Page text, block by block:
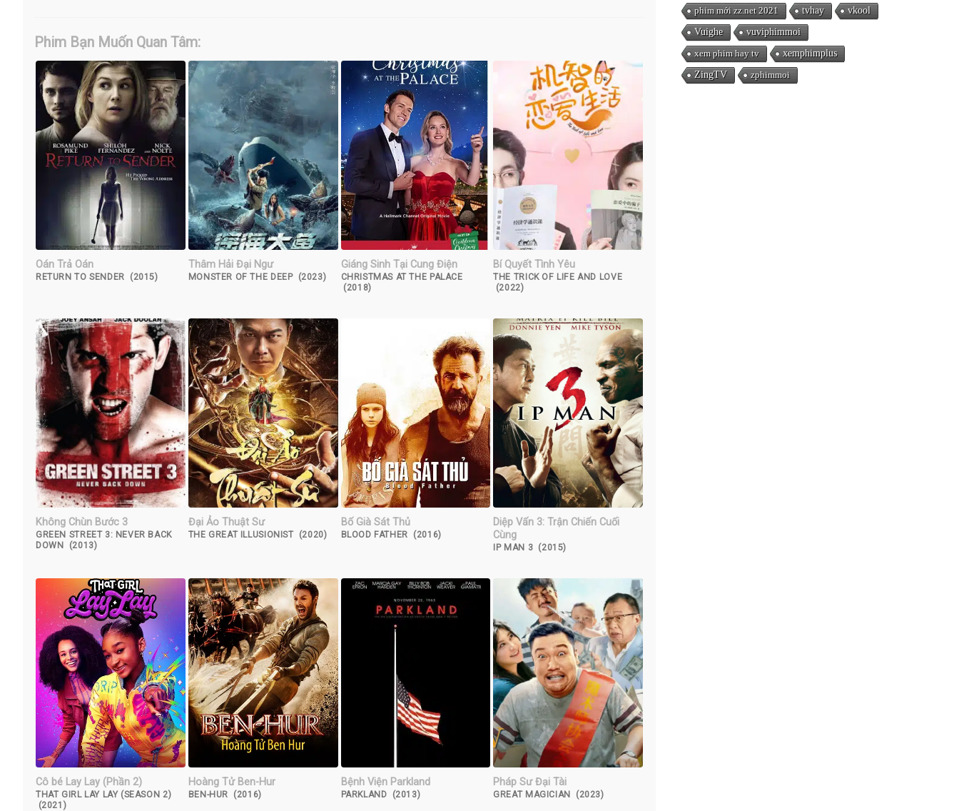
Phim Bạn Muốn Quan Tâm:
Oán Trả Oán
RETURN TO SENDER (2015)
Thâm Hải Đại Ngư
MONSTER OF THE DEEP (2023)
Giáng Sinh Tại Cung Điện
CHRISTMAS AT THE PALACE
(2018)
Bí Quyết Tình Yêu
THE TRICK OF LIFE AND LOVE
(2022)
Không Chùn Bước 3
GREEN STREET 3: NEVER BACK
DOWN (2013)
Đại Ảo Thuật Sư
THE GREAT ILLUSIONIST (2020)
Bố Già Sát Thủ
BLOOD FATHER (2016)
Diệp Vấn 3: Trận Chiến Cuối
Cùng
IP MAN 3 (2015)
Cô bé Lay Lay (Phần 2)
THAT GIRL LAY LAY (SEASON 2)
(2021)
Hoàng Tử Ben-Hur
BEN-HUR (2016)
Bệnh Viện Parkland
PARKLAND (2013)
Pháp Sư Đại Tài
GREAT MAGICIAN (2023)
phim mới zz.net 2021
tvhay
vkool
Vuighe
vuviphimmoi
xem phim hay tv
xemphimplus
ZingTV
zphimmoi